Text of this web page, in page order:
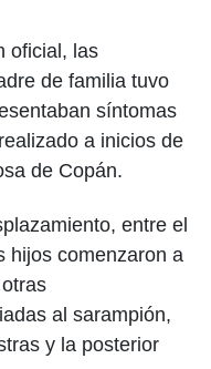
oficial, las
de familia tuvo
síntomas
a inicios de
de Copán.
entre el
hijos comenzaron a
al sarampión,
y la posterior